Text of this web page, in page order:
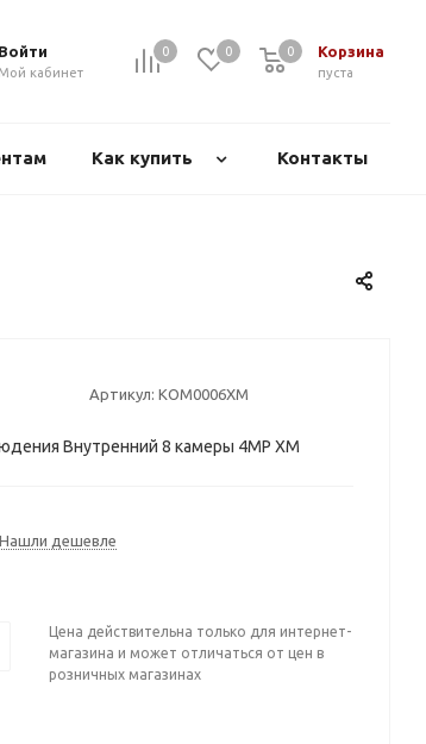
0 0 Корзина
пуста
0
Войти
Мой кабинет
Как купить Контакты
Артикул: KOM0006XM
Внутренний 8 камеры 4МР XM
Нашли дешевле
Цена действительна только для интернет-
магазина и может отличаться от цен в
розничных магазинах